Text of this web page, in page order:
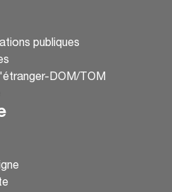
publiques
DOM/TOM